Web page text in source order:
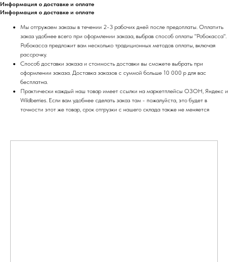
Информация о доставке и оплате
Информация о доставке и оплате
Мы отгружаем заказы в течении 2-3 рабочих дней после предоплаты. Оплатить
заказ удобнее всего при оформлении заказа, выбрав способ оплаты "Робокасса".
Робокасса предложит вам несколько традиционных методов оплаты, включая
рассрочку.
Способ доставки заказа и стоимость доставки вы сможете выбрать при
оформлении заказа. Доставка заказов с суммой больше 10 000 р для вас
бесплатна.
Практически каждый наш товар имеет ссылки на маркетплейсы ОЗОН, Яндекс и
Wildberries. Если вам удобнее сделать заказ там - пожалуйста, это будет в
точности этот же товар, срок отгрузки с нашего склада также не меняется